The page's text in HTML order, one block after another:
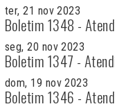
ter, 21 nov 2023
Boletim 1348 -
seg, 20 nov 2023
Boletim 1347 -
dom, 19 nov 2023
Boletim 1346 -